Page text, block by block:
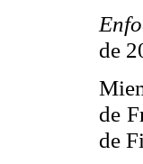
de
de
de